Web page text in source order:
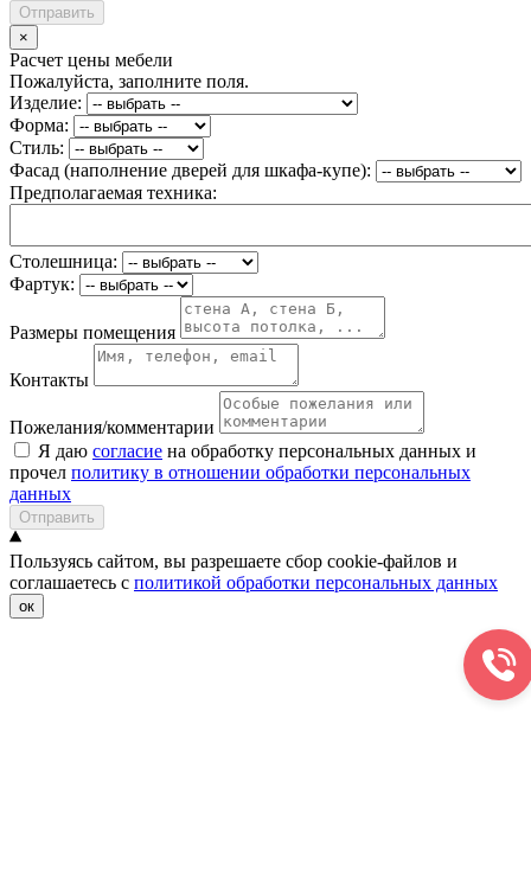
Отправить
×
Расчет цены мебели
Пожалуйста, заполните поля.
Изделие:
Форма:
Стиль:
Фасад (наполнение дверей для шкафа-купе):
Предполагаемая техника:
Столешница:
Фартук:
Размеры помещения
Контакты
Пожелания/комментарии
Я даю согласие на обработку персональных данных и
прочел политику в отношении обработки персональных
данных
Отправить
Пользуясь сайтом, вы разрешаете сбор cookie-файлов и
соглашаетесь с политикой обработки персональных данных
ок